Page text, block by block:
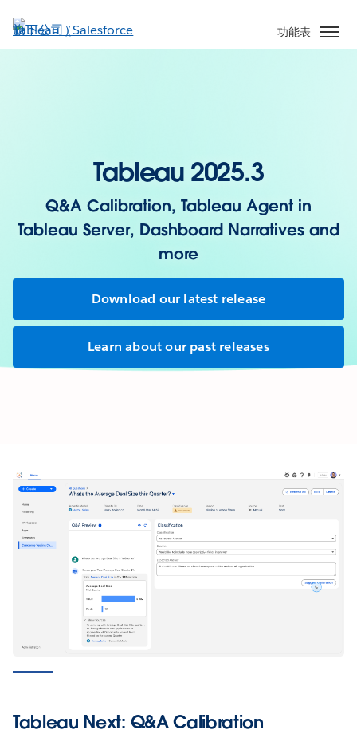
至
主
功能表
Tableau 2025.3
Q&A Calibration, Tableau Agent in
Tableau Server, Dashboard Narratives and
more
Download our latest release
Learn about our past releases
Tableau Next: Q&A Calibration